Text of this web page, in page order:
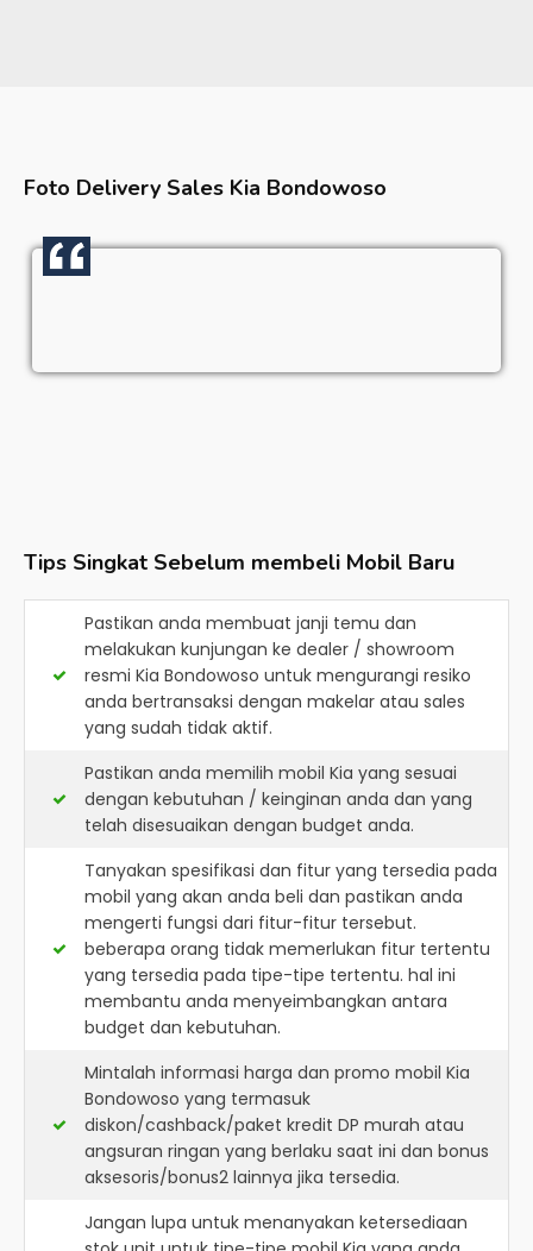
Foto Delivery Sales Kia Bondowoso
Tips Singkat Sebelum membeli Mobil Baru
Pastikan anda membuat janji temu dan
melakukan kunjungan ke dealer / showroom
resmi Kia Bondowoso untuk mengurangi resiko
anda bertransaksi dengan makelar atau sales
yang sudah tidak aktif.
Pastikan anda memilih mobil Kia yang sesuai
dengan kebutuhan / keinginan anda dan yang
telah disesuaikan dengan budget anda.
Tanyakan spesifikasi dan fitur yang tersedia pada
mobil yang akan anda beli dan pastikan anda
mengerti fungsi dari fitur-fitur tersebut.
beberapa orang tidak memerlukan fitur tertentu
yang tersedia pada tipe-tipe tertentu. hal ini
membantu anda menyeimbangkan antara
budget dan kebutuhan.
Mintalah informasi harga dan promo mobil Kia
Bondowoso yang termasuk
diskon/cashback/paket kredit DP murah atau
angsuran ringan yang berlaku saat ini dan bonus
aksesoris/bonus2 lainnya jika tersedia.
Jangan lupa untuk menanyakan ketersediaan